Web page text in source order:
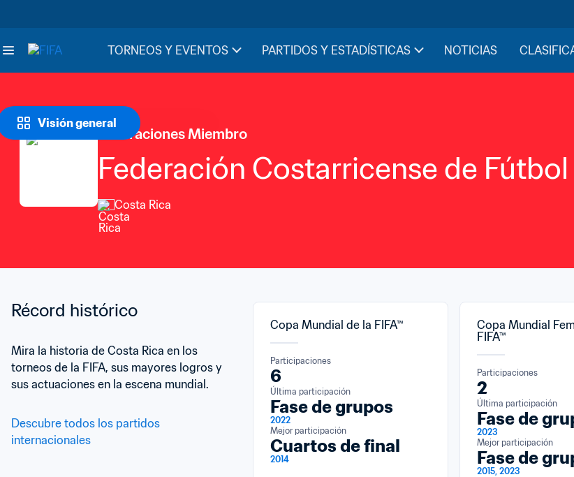
TORNEOS Y EVENTOS PARTIDOS Y ESTADÍSTICAS NOTICIAS
Visión general
Federaciones Miembro
Federación Costarricense de Fútbol
Costa Rica
Récord histórico
Mira la historia de Costa Rica en los
torneos de la FIFA, sus mayores logros y
sus actuaciones en la escena mundial.
Descubre todos los partidos
internacionales
Copa Mundial de la FIFA™
Participaciones
6
Última participación
Fase de grupos
2022
Mejor participación
Cuartos de final
2014
Copa Mundial
FIFA™
Participaciones
2
Última participación
Fase de
2023
Mejor participación
Fase de
2015, 2023